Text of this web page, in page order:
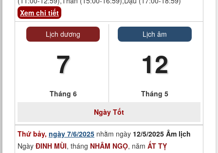
Xem chi tiết
Lịch dương
7
Tháng 6
Lịch âm
12
Tháng 5
Ngày Tốt
Thứ bảy, ngày 7/6/2025 nhằm ngày 12/5/2025 Âm lịch
Ngày ĐINH MÙI, tháng NHÂM NGỌ, năm ẤT TỴ